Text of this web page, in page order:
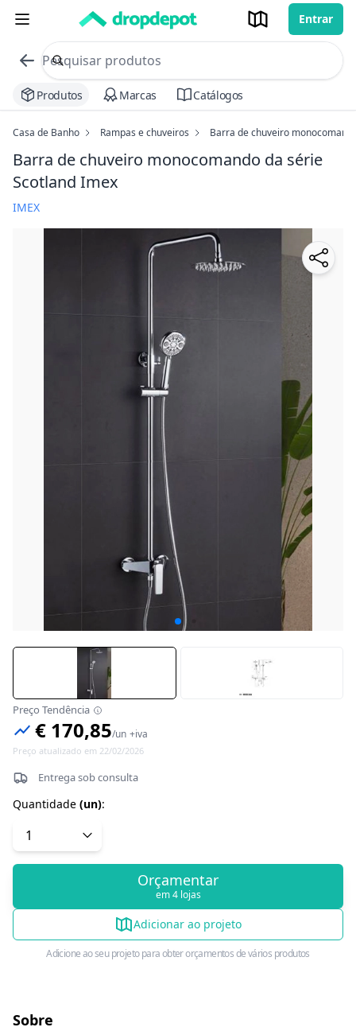
Entrar
commerce search no header
Procurar
Produtos Marcas Catálogos
Casa de Banho Rampas e chuveiros Barra de chuveiro
Barra de chuveiro monocomando da série
Scotland Imex
IMEX
Preço Tendência
€ 170,85/un +iva
Preço atualizado em 22/02/2026
Entrega sob consulta
Quantidade (un):
Orçamentar
em 4 lojas
Adicionar ao projeto
Adicione ao seu projeto para obter orçamentos de vários produtos
Sobre